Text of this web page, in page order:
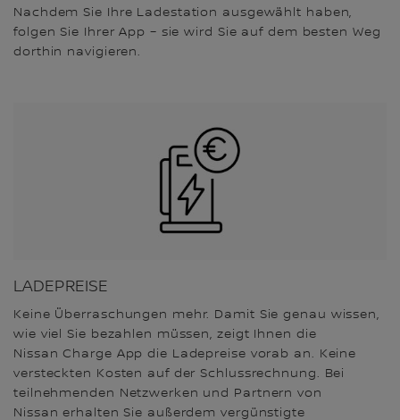
Nachdem Sie Ihre Ladestation ausgewählt haben,
folgen Sie Ihrer App – sie wird Sie auf dem besten Weg
dorthin navigieren.
LADEPREISE
Keine Überraschungen mehr. Damit Sie genau wissen,
wie viel Sie bezahlen müssen, zeigt Ihnen die
Nissan Charge App die Ladepreise vorab an. Keine
versteckten Kosten auf der Schlussrechnung. Bei
teilnehmenden Netzwerken und Partnern von
Nissan erhalten Sie außerdem vergünstigte